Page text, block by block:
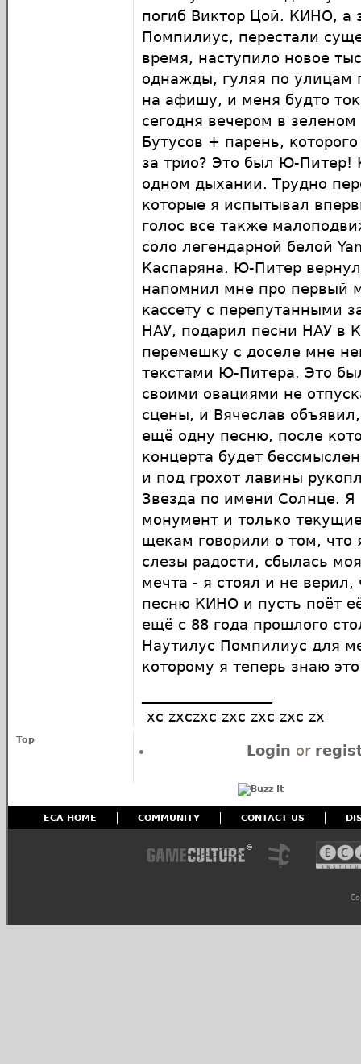
погиб Виктор Цой. КИНО, а
Помпилиус, перестали
время, наступило новое
однажды, гуляя по улицам
на афишу, и меня будто
сегодня вечером в
Бутусов + парень,
за трио? Это был Ю-Питер!
одном дыхании. Трудно
которые я испытывал
голос все также
соло легендарной белой
Каспаряна. Ю-Питер
напомнил мне про первый
кассету с перепутанными
НАУ, подарил песни НАУ в
перемешку с доселе мне
текстами Ю-Питера. Это
своими овациями не
сцены, и Вячеслав
ещё одну песню, после
концерта будет
и под грохот лавины
Звезда по имени Солнце.
монумент и только
щекам говорили о том,
слезы радости, сбылась
мечта - я стоял и не
песню КИНО и пусть поёт
ещё с 88 года прошлого
Наутилус Помпилиус для
которому я теперь знаю
xc zxczxc zxc zxc zxc zx
Top
Login or
ECA HOME COMMUNITY CONTACT US